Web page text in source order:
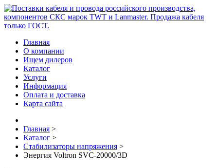
Главная
О компании
Ищем дилеров
Каталог
Услуги
Информация
Оплата и доставка
Карта сайта
Главная >
Каталог >
Стабилизаторы напряжения >
Энергия Voltron SVC-20000/3D